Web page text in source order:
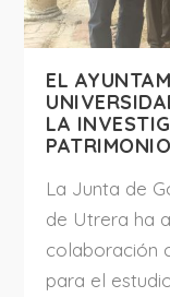
EL
LA
La Junta de
de Utrera ha
colaboración
para el